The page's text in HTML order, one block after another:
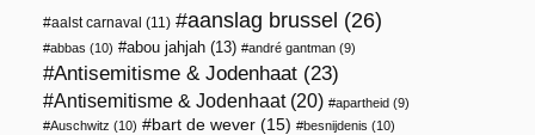
aalst carnaval (11) aanslag brussel (26)
abbas (10) abou jahjah (13) andré gantman (9)
Antisemitisme & Jodenhaat (23)
Antisemitisme & Jodenhaat(20) apartheid (9)
Auschwitz (10) bart de wever (15) besnijdenis (10)